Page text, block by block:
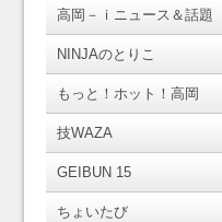
高岡－ｉニュース＆話題
NINJAのとりこ
もっと！ホット！高岡
技WAZA
GEIBUN 15
ちょいたび